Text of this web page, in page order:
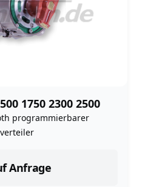
1750 2300 2500
programmierbarer
Anfrage